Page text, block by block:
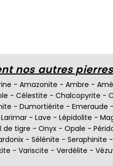
nos autres
- Amazonite - Ambre -
- Célestite - Chalcopyrite -
- Dumortiérite - Emeraude -
Larimar - Lave - Lépidolite -
de tigre - Onyx - Opale -
- Sélénite - Seraphinite -
- Variscite - Verdélite -